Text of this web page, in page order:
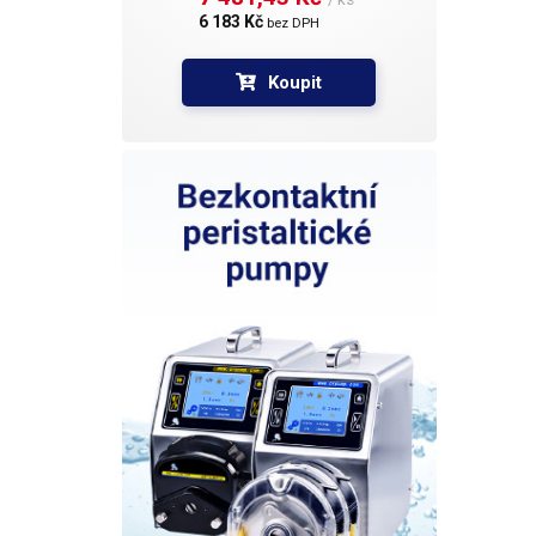
6 183 Kč bez DPH
Koupit